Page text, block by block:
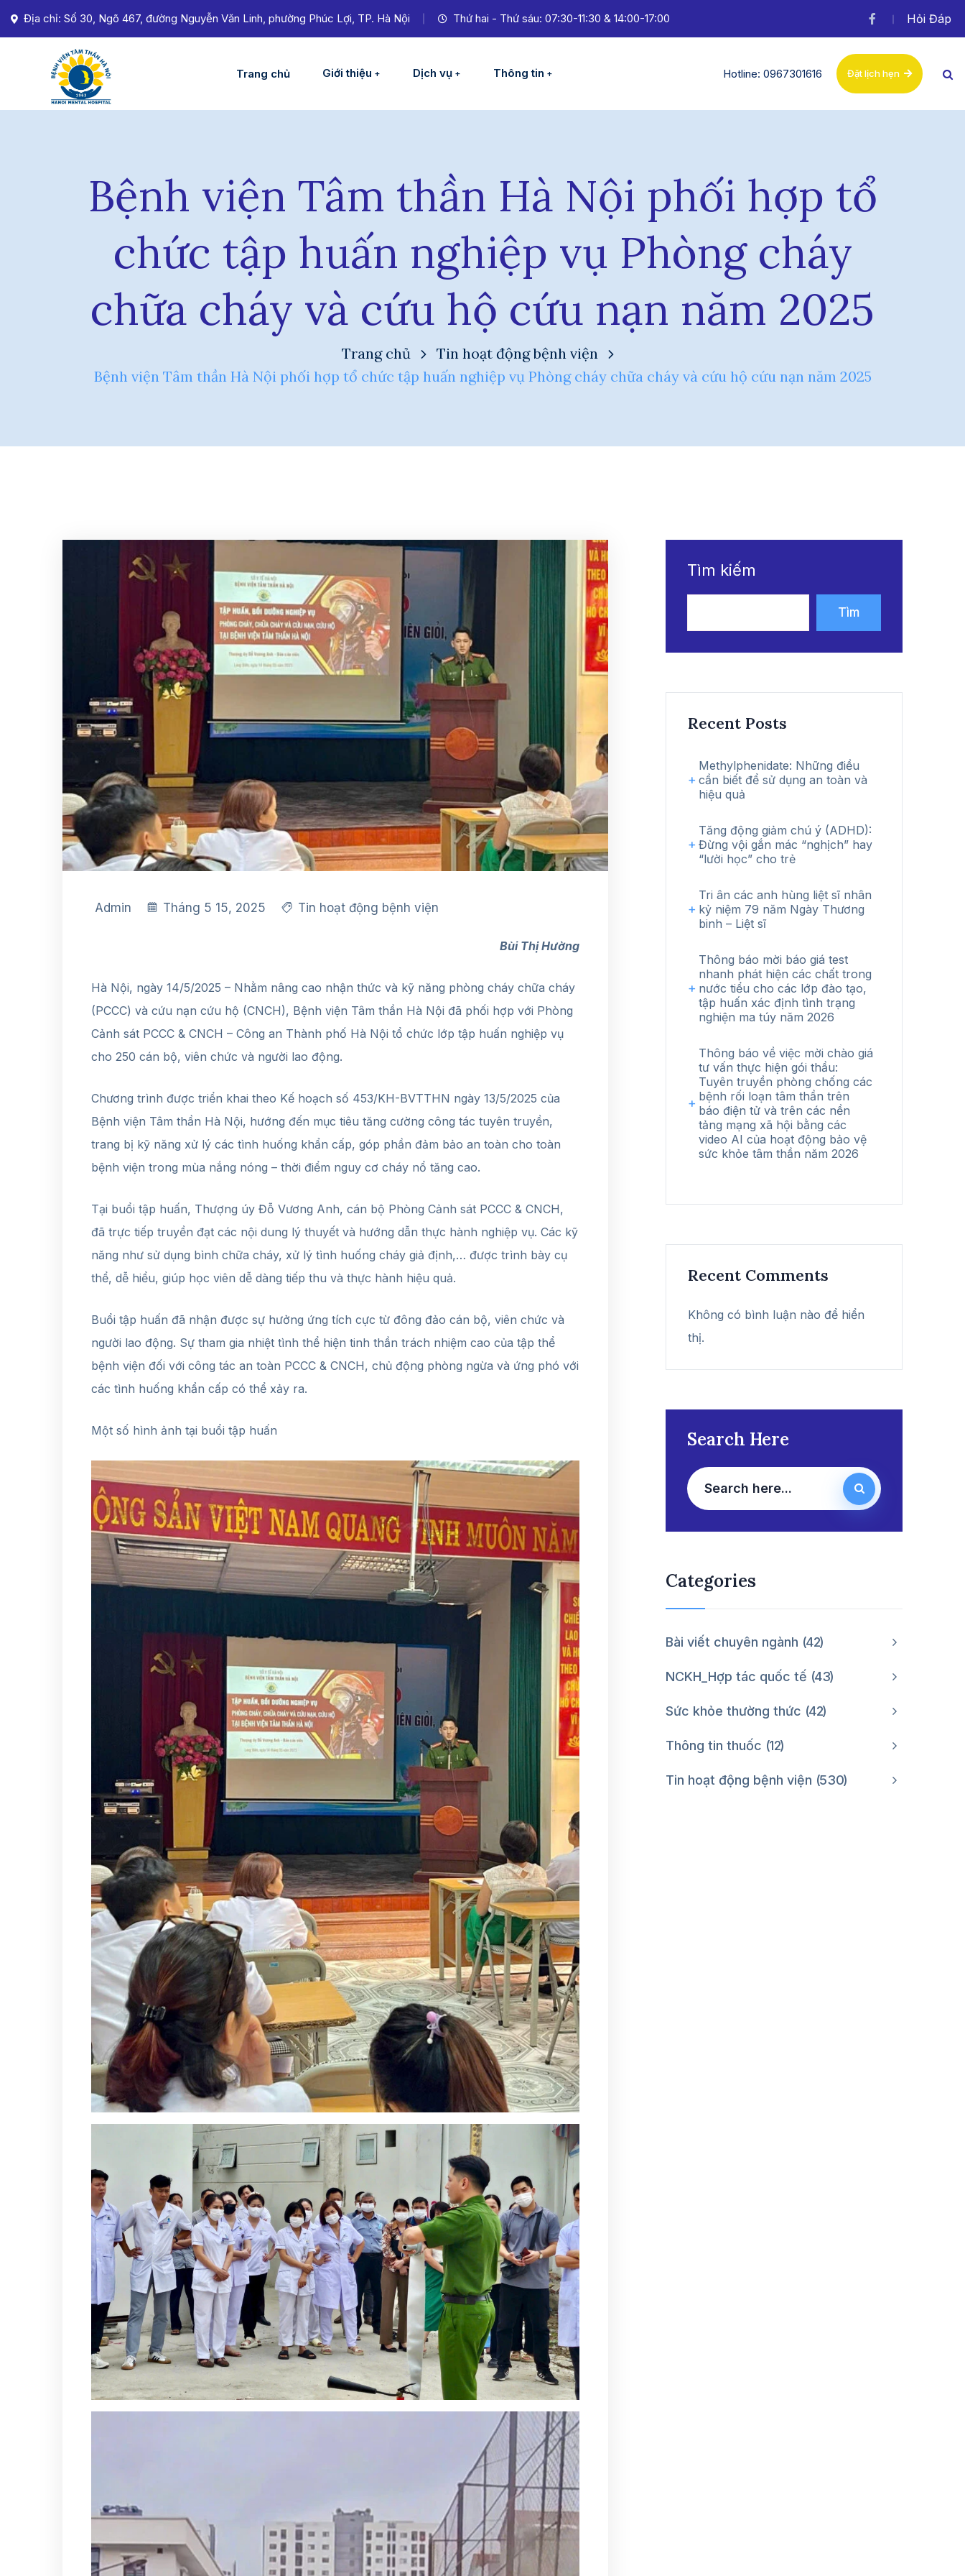
Địa chỉ: Số 30, Ngõ 467, đường Nguyễn Văn Linh, phường Phúc Lợi, TP. Hà Nội Thứ hai - Thứ sáu: 07:30-11:30 & 14:00-17:00 Hỏi Đáp
Trang chủ Giới thiệu Dịch vụ Thông tin Hotline: 0967301616 Đặt lịch hẹn
Bệnh viện Tâm thần Hà Nội phối hợp tổ
chức tập huấn nghiệp vụ Phòng cháy
chữa cháy và cứu hộ cứu nạn năm 2025
Trang chủ
Tin hoạt động bệnh viện
Bệnh viện Tâm thần Hà Nội phối hợp tổ chức tập huấn nghiệp vụ Phòng cháy chữa cháy và cứu hộ cứu nạn năm 2025
Admin Tháng 5 15, 2025 Tin hoạt động bệnh viện
Bùi Thị Hường
Hà Nội, ngày 14/5/2025 – Nhằm nâng cao nhận thức và kỹ năng phòng cháy chữa cháy
(PCCC) và cứu nạn cứu hộ (CNCH), Bệnh viện Tâm thần Hà Nội đã phối hợp với Phòng
Cảnh sát PCCC & CNCH – Công an Thành phố Hà Nội tổ chức lớp tập huấn nghiệp vụ
cho 250 cán bộ, viên chức và người lao động.
Chương trình được triển khai theo Kế hoạch số 453/KH-BVTTHN ngày 13/5/2025 của
Bệnh viện Tâm thần Hà Nội, hướng đến mục tiêu tăng cường công tác tuyên truyền,
trang bị kỹ năng xử lý các tình huống khẩn cấp, góp phần đảm bảo an toàn cho toàn
bệnh viện trong mùa nắng nóng – thời điểm nguy cơ cháy nổ tăng cao.
Tại buổi tập huấn, Thượng úy Đỗ Vương Anh, cán bộ Phòng Cảnh sát PCCC & CNCH,
đã trực tiếp truyền đạt các nội dung lý thuyết và hướng dẫn thực hành nghiệp vụ. Các kỹ
năng như sử dụng bình chữa cháy, xử lý tình huống cháy giả định,… được trình bày cụ
thể, dễ hiểu, giúp học viên dễ dàng tiếp thu và thực hành hiệu quả.
Buổi tập huấn đã nhận được sự hưởng ứng tích cực từ đông đảo cán bộ, viên chức và
người lao động. Sự tham gia nhiệt tình thể hiện tinh thần trách nhiệm cao của tập thể
bệnh viện đối với công tác an toàn PCCC & CNCH, chủ động phòng ngừa và ứng phó với
các tình huống khẩn cấp có thể xảy ra.
Một số hình ảnh tại buổi tập huấn
Tìm kiếm
Tìm
kiếm
Recent Posts
Methylphenidate: Những điều
cần biết để sử dụng an toàn và
hiệu quả
Tăng động giảm chú ý (ADHD):
Đừng vội gắn mác “nghịch” hay
“lười học” cho trẻ
Tri ân các anh hùng liệt sĩ nhân
kỷ niệm 79 năm Ngày Thương
binh – Liệt sĩ
Thông báo mời báo giá test
nhanh phát hiện các chất trong
nước tiểu cho các lớp đào tạo,
tập huấn xác định tình trạng
nghiện ma túy năm 2026
Thông báo về việc mời chào giá
tư vấn thực hiện gói thầu:
Tuyên truyền phòng chống các
bệnh rối loạn tâm thần trên
báo điện tử và trên các nền
tảng mạng xã hội bằng các
video AI của hoạt động bảo vệ
sức khỏe tâm thần năm 2026
Recent Comments
Không có bình luận nào để hiển
thị.
Search Here
Categories
Bài viết chuyên ngành 42
NCKH_Hợp tác quốc tế 43
Sức khỏe thường thức 42
Thông tin thuốc 12
Tin hoạt động bệnh viện 530